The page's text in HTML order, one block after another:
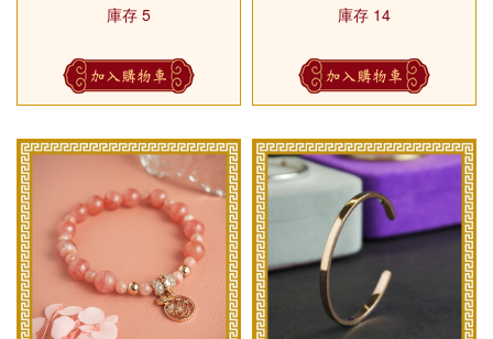
庫存 5
加入購物車
庫存 14
加入購物車